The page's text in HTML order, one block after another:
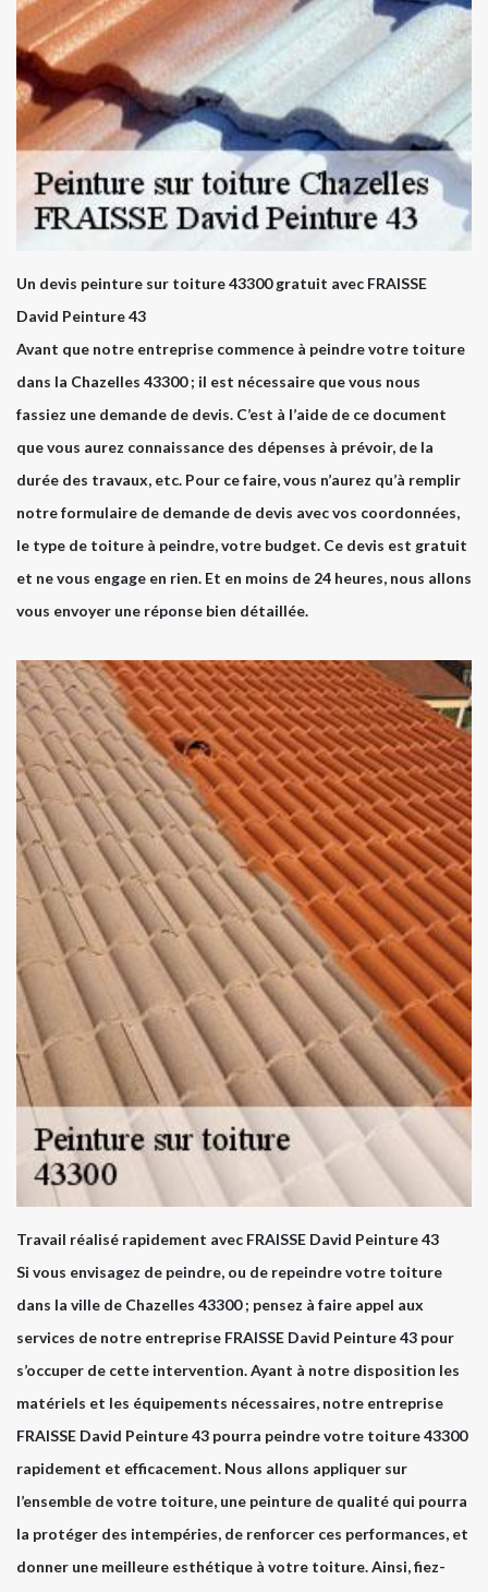
Un devis peinture sur toiture 43300 gratuit avec FRAISSE
David Peinture 43
Avant que notre entreprise commence à peindre votre toiture
dans la Chazelles 43300 ; il est nécessaire que vous nous
fassiez une demande de devis. C’est à l’aide de ce document
que vous aurez connaissance des dépenses à prévoir, de la
durée des travaux, etc. Pour ce faire, vous n’aurez qu’à remplir
notre formulaire de demande de devis avec vos coordonnées,
le type de toiture à peindre, votre budget. Ce devis est gratuit
et ne vous engage en rien. Et en moins de 24 heures, nous allons
vous envoyer une réponse bien détaillée.
Travail réalisé rapidement avec FRAISSE David Peinture 43
Si vous envisagez de peindre, ou de repeindre votre toiture
dans la ville de Chazelles 43300 ; pensez à faire appel aux
services de notre entreprise FRAISSE David Peinture 43 pour
s’occuper de cette intervention. Ayant à notre disposition les
matériels et les équipements nécessaires, notre entreprise
FRAISSE David Peinture 43 pourra peindre votre toiture 43300
rapidement et efficacement. Nous allons appliquer sur
l’ensemble de votre toiture, une peinture de qualité qui pourra
la protéger des intempéries, de renforcer ces performances, et
donner une meilleure esthétique à votre toiture. Ainsi, fiez-